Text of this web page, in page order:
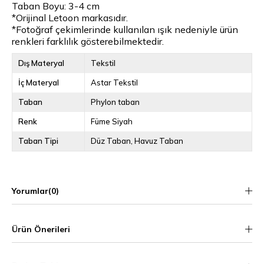
Taban Boyu: 3-4 cm
*Orijinal Letoon markasıdır.
*Fotoğraf çekimlerinde kullanılan ışık nedeniyle ürün
renkleri farklılık gösterebilmektedir.
Dış Materyal Tekstil
İç Materyal Astar Tekstil
Taban Phylon taban
Renk Füme Siyah
Taban Tipi Düz Taban Havuz Taban
Yorumlar(0)
Ürün Önerileri